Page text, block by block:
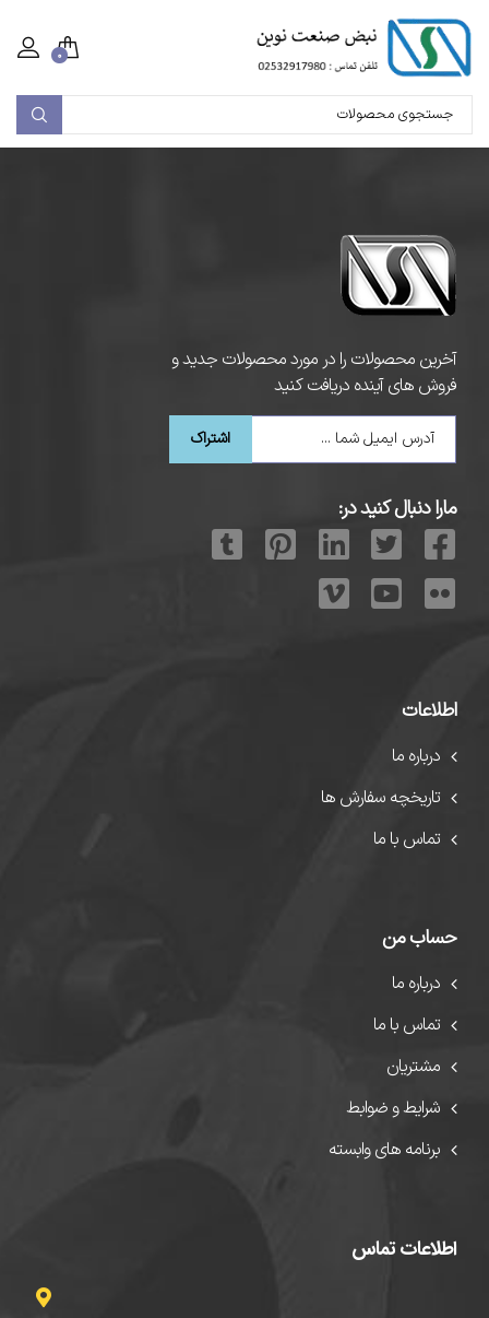
۰
آخرین محصولات را در مورد محصولات جدید و
فروش های آینده دریافت کنید
اشتراک
مارا دنبال کنید در:
اطلاعات
درباره ما
تاریخچه سفارش ها
تماس با ما
حساب من
درباره ما
تماس با ما
مشتریان
شرایط و ضوابط
برنامه های وابسته
اطلاعات تماس